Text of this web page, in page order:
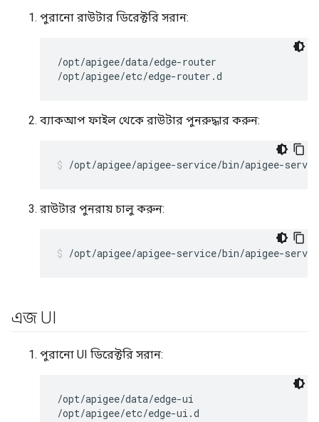
পুরানো রাউটার ডিরেক্টরি সরান:
/opt/apigee/data/edge-router
/opt/apigee/etc/edge-router.d
ব্যাকআপ ফাইল থেকে রাউটার পুনরুদ্ধার করুন:
/opt/apigee/apigee-service/bin/apigee-
রাউটার পুনরায় চালু করুন:
/opt/apigee/apigee-service/bin/apigee-
এজ UI
পুরানো UI ডিরেক্টরি সরান:
/opt/apigee/data/edge-ui
/opt/apigee/etc/edge-ui.d